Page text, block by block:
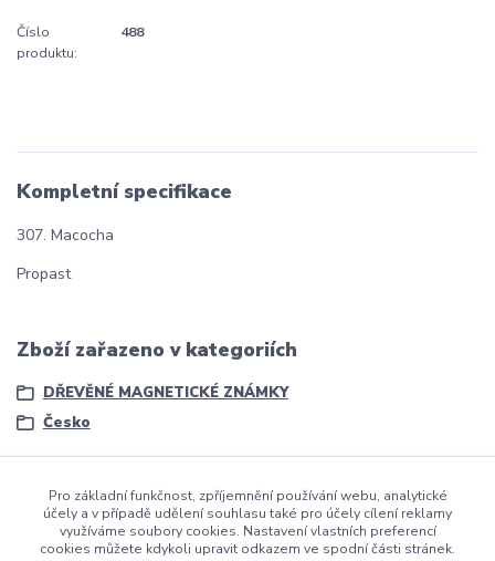
Číslo
produktu:
488
Kompletní specifikace
307. Macocha
Propast
Zboží zařazeno v kategoriích
DŘEVĚNÉ MAGNETICKÉ ZNÁMKY
Česko
dmznamky.cz
Pro základní funkčnost, zpříjemnění používání webu, analytické
účely a v případě udělení souhlasu také pro účely cílení reklamy
využíváme soubory cookies. Nastavení vlastních preferencí
cookies můžete kdykoli upravit odkazem ve spodní části stránek.